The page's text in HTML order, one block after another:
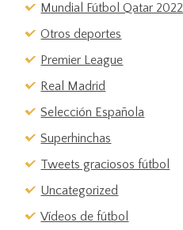
Mundial Fútbol Qatar 2022
Otros deportes
Premier League
Real Madrid
Selección Española
Superhinchas
Tweets graciosos fútbol
Uncategorized
Vídeos de fútbol